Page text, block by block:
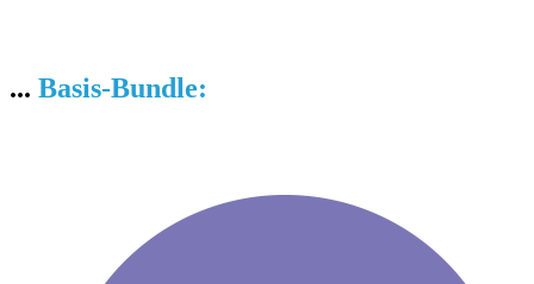
... Basis-Bundle: